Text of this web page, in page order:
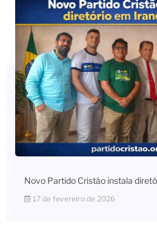
Novo Partido Cristão instala
17 de fevereiro de 2026